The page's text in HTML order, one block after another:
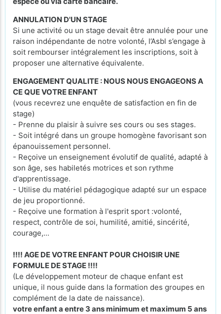
ANNULATION D'UN STAGE
Si une activité ou un stage devait être annulée pour une
raison indépendante de notre volonté, l’Asbl s’engage à
soit rembourser intégralement les inscriptions, soit à
proposer une alternative équivalente.
ENGAGEMENT QUALITE : NOUS NOUS ENGAGEONS A
CE QUE VOTRE ENFANT
(vous recevrez une enquête de satisfaction en fin de
stage)
- Prenne du plaisir à suivre ses cours ou ses stages.
- Soit intégré dans un groupe homogène favorisant son
épanouissement personnel.
- Reçoive un enseignement évolutif de qualité, adapté à
son âge, ses habiletés motrices et son rythme
d'apprentissage.
- Utilise du matériel pédagogique adapté sur un espace
de jeu proportionné.
- Reçoive une formation à l'esprit sport :volonté,
respect, contrôle de soi, humilité, amitié, sincérité,
courage,...
!!!! AGE DE VOTRE ENFANT POUR CHOISIR UNE
FORMULE DE STAGE !!!!
(Le développement moteur de chaque enfant est
unique, il nous guide dans la formation des groupes en
complément de la date de naissance).
votre enfant a entre 3 ans minimum et maximum 5 ans